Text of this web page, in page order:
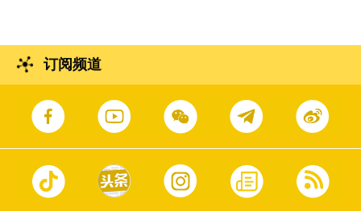
订阅频道